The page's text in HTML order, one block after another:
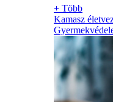
+ Több
Kamasz